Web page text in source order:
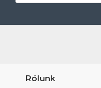
Rólunk